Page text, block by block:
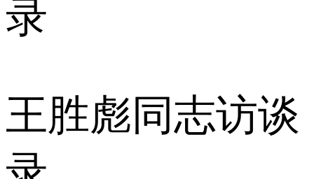
录
王胜彪同志访谈